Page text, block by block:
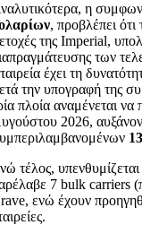
η
, προβλέπει
της Imperial,
των
έχει τη
την υπογραφή της
πλοία αναμένεται
2026,
τέλος,
7 bulk carriers
ενώ έχουν